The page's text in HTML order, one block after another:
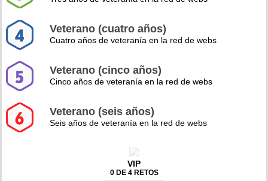
Veterano (cuatro años)
Cuatro años de veteranía en la red de webs
Veterano (cinco años)
Cinco años de veteranía en la red de webs
Veterano (seis años)
Seis años de veteranía en la red de webs
VIP
0 DE 4 RETOS